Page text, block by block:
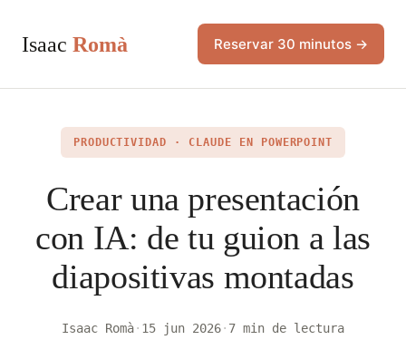
Isaac Romà Reservar 30 minutos →
PRODUCTIVIDAD · CLAUDE EN POWERPOINT
Crear una presentación
con IA: de tu guion a las
diapositivas montadas
Isaac Romà· 15 jun 2026· 7 min de lectura